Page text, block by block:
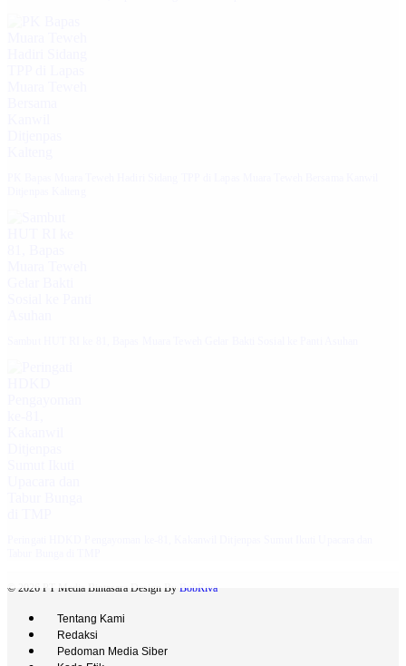
© 2026 PT Media Bintasara Design By BobRiva
Tentang Kami
Redaksi
Pedoman Media Siber